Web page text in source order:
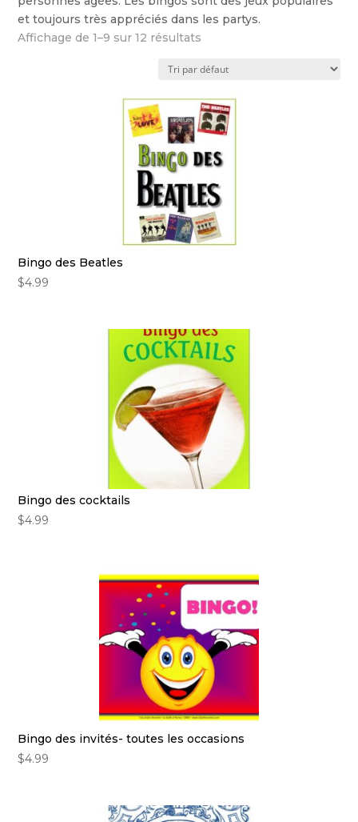
et toujours très appréciés dans les partys.
Affichage de 1–9 sur 12 résultats
Bingo des Beatles
$4.99
Bingo des cocktails
$4.99
Bingo des invités- toutes les occasions
$4.99